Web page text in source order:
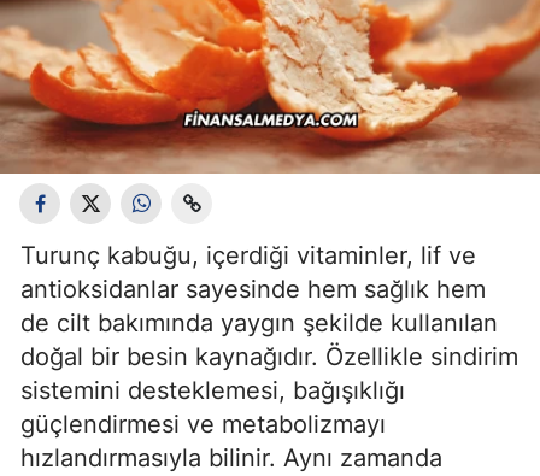
Turunç kabuğu, içerdiği vitaminler, lif ve
antioksidanlar sayesinde hem sağlık hem
de cilt bakımında yaygın şekilde kullanılan
doğal bir besin kaynağıdır. Özellikle sindirim
sistemini desteklemesi, bağışıklığı
güçlendirmesi ve metabolizmayı
hızlandırmasıyla bilinir. Aynı zamanda